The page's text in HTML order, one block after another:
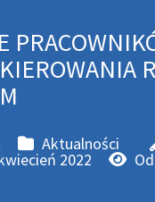
Aktualności
2022